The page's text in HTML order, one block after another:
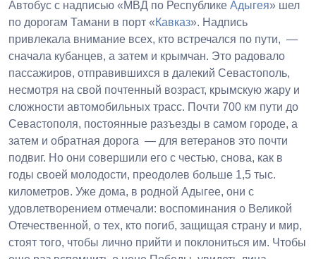
Автобус с надписью «МВД по Республике Адыгея» шел
по дорогам Тамани в порт «Кавказ». Надпись
привлекала внимание всех, кто встречался по пути, —
сначала кубанцев, а затем и крымчан. Это радовало
пассажиров, отправившихся в далекий Севастополь,
несмотря на свой почтенный возраст, крымскую жару и
сложности автомобильных трасс. Почти 700 км пути до
Севастополя, постоянные разъезды в самом городе, а
затем и обратная дорога — для ветеранов это почти
подвиг. Но они совершили его с честью, снова, как в
годы своей молодости, преодолев больше 1,5 тыс.
километров. Уже дома, в родной Адыгее, они с
удовлетворением отмечали: воспоминания о Великой
Отечественной, о тех, кто погиб, защищая страну и мир,
стоят того, чтобы лично прийти и поклониться им. Чтобы